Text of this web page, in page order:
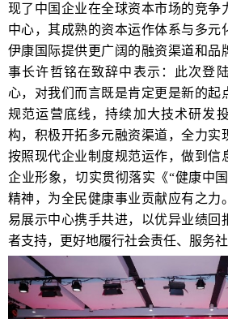
现了中国企业在全球资本市场的竞争
中心，其成熟的资本运作体系与多元
伊康国际提供更广阔的融资渠道和品
事长许哲铭在致辞中表示：此次登
心，对我们而言既是肯定更是新的起
规范运营底线，持续加大技术研发
构，积极开拓多元融资渠道，全力实
按照现代企业制度规范运作，做到信
企业形象，切实贯彻落实《“健康中
精神，为全民健康事业贡献应有之力
易展示中心携手共进，以优异业绩回
者支持，更好地履行社会责任、服务社